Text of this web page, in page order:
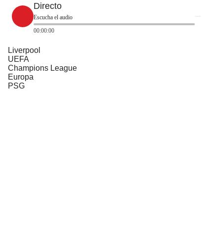
Directo
Escucha el audio
00:00:00
Liverpool
UEFA
Champions League
Europa
PSG